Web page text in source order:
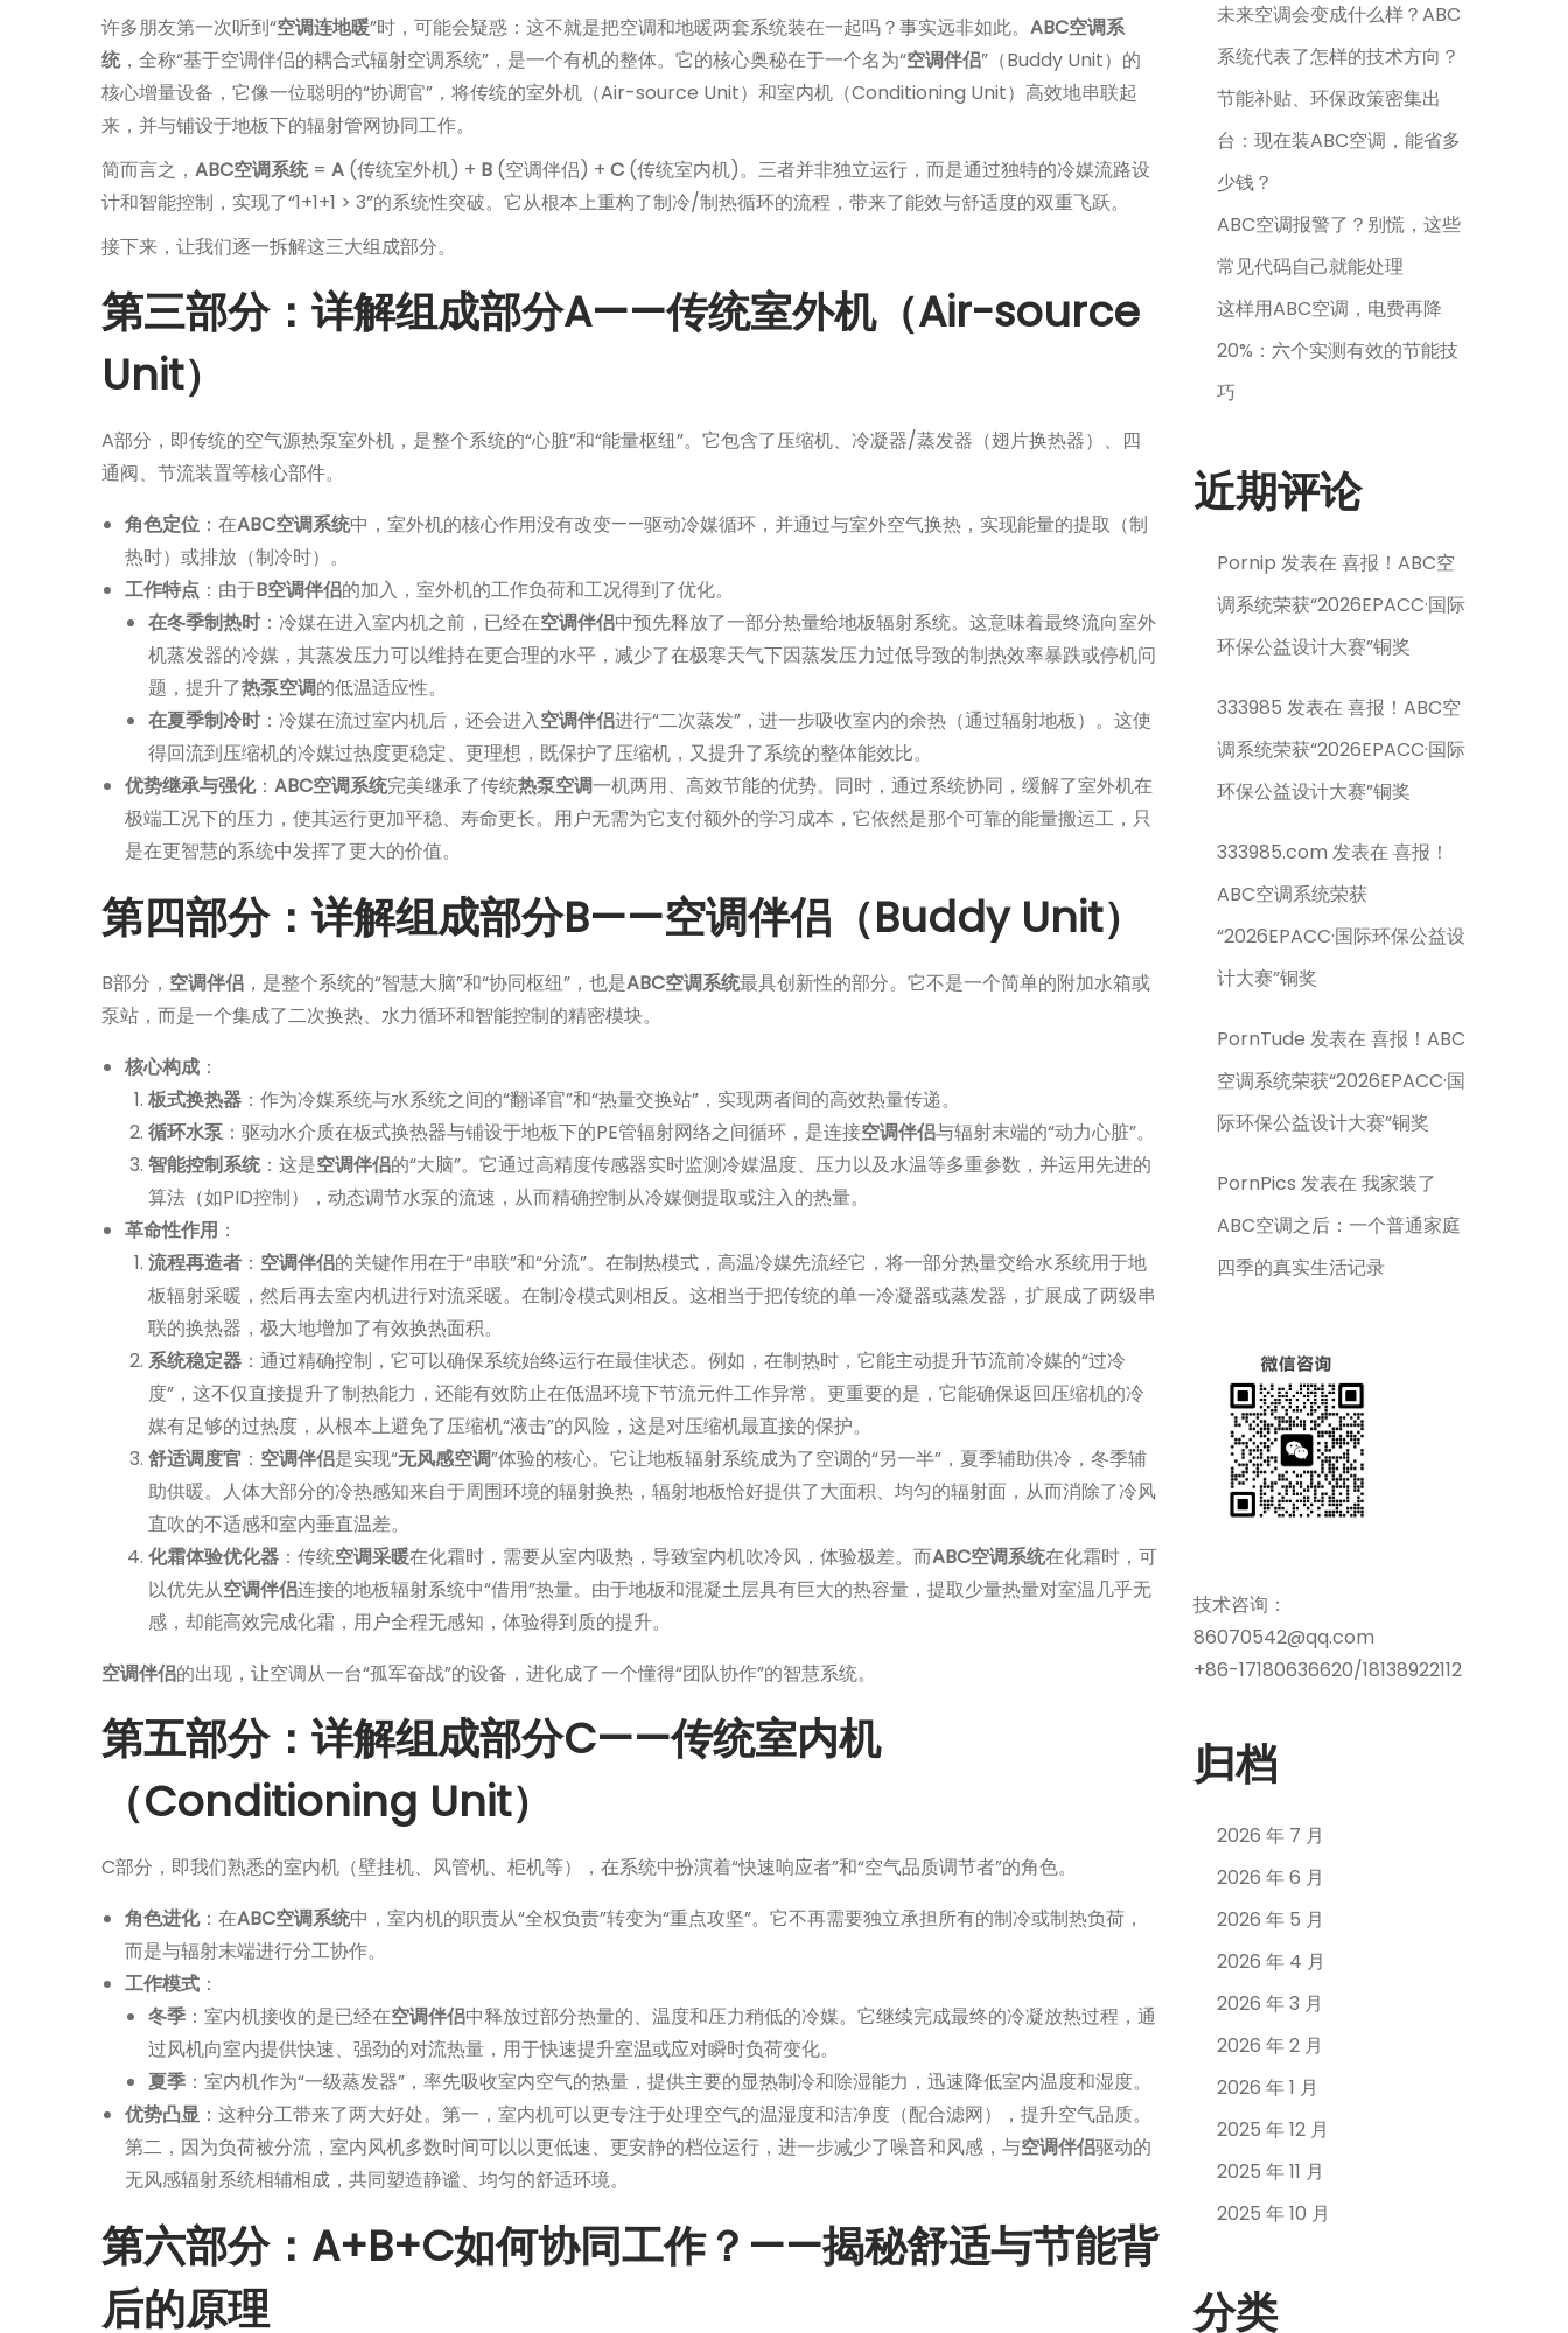
许多朋友第一次听到“空调连地暖”时，可能会疑惑：这不就是把空调和地暖两套系统装在一起吗？事实远非如此。 ABC空调系
统，全称“基于空调伴侣的耦合式辐射空调系统”，是一个有机的整体。它的核心奥秘在于一个名为“空调伴侣”（Buddy Unit）的
核心增量设备，它像一位聪明的“协调官”，将传统的室外机（Air-source Unit）和室内机（Conditioning Unit）高效地串联起
来，并与铺设于地板下的辐射管网协同工作。
简而言之， ABC空调系统= A (传统室外机) + B (空调伴侣) + C (传统室内机)。三者并非独立运行，而是通过独特的冷媒流路设
计和智能控制，实现了“1+1+1 > 3”的系统性突破。它从根本上重构了制冷/制热循环的流程，带来了能效与舒适度的双重飞跃。
接下来，让我们逐一拆解这三大组成部分。
第三部分：详解组成部分A——传统室外机（Air-source
Unit）
A部分，即传统的空气源热泵室外机，是整个系统的“心脏”和“能量枢纽”。它包含了压缩机、冷凝器/蒸发器（翅片换热器）、四
通阀、节流装置等核心部件。
角色定位 ：在ABC空调系统中，室外机的核心作用没有改变——驱动冷媒循环，并通过与室外空气换热，实现能量的提取（制
热时）或排放（制冷时）。
工作特点 ：由于B空调伴侣的加入，室外机的工作负荷和工况得到了优化。
在冬季制热时 ：冷媒在进入室内机之前，已经在空调伴侣中预先释放了一部分热量给地板辐射系统。这意味着最终流向室外
机蒸发器的冷媒，其蒸发压力可以维持在更合理的水平，减少了在极寒天气下因蒸发压力过低导致的制热效率暴跌或停机问
题，提升了热泵空调的低温适应性。
在夏季制冷时 ：冷媒在流过室内机后，还会进入空调伴侣进行“二次蒸发”，进一步吸收室内的余热（通过辐射地板）。这使
得回流到压缩机的冷媒过热度更稳定、更理想，既保护了压缩机，又提升了系统的整体能效比。
优势继承与强化： ABC空调系统完美继承了传统热泵空调一机两用、高效节能的优势。同时，通过系统协同，缓解了室外机在
极端工况下的压力，使其运行更加平稳、寿命更长。用户无需为它支付额外的学习成本，它依然是那个可靠的能量搬运工，只
是在更智慧的系统中发挥了更大的价值。
第四部分：详解组成部分B——空调伴侣（Buddy Unit）
B部分， 空调伴侣 ，是整个系统的“智慧大脑”和“协同枢纽”，也是ABC空调系统最具创新性的部分。它不是一个简单的附加水箱或
泵站，而是一个集成了二次换热、水力循环和智能控制的精密模块。
核心构成 ：
板式换热器 ：作为冷媒系统与水系统之间的“翻译官”和“热量交换站”，实现两者间的高效热量传递。
循环水泵 ：驱动水介质在板式换热器与铺设于地板下的PE管辐射网络之间循环，是连接空调伴侣与辐射末端的“动力心脏”。
智能控制系统：这是空调伴侣的“大脑”。它通过高精度传感器实时监测冷媒温度、压力以及水温等多重参数，并运用先进的
算法（如PID控制），动态调节水泵的流速，从而精确控制从冷媒侧提取或注入的热量。
革命性作用 ：
流程再造者 ： 空调伴侣的关键作用在于“串联”和“分流”。在制热模式，高温冷媒先流经它，将一部分热量交给水系统用于地
板辐射采暖，然后再去室内机进行对流采暖。在制冷模式则相反。这相当于把传统的单一冷凝器或蒸发器，扩展成了两级串
联的换热器，极大地增加了有效换热面积。
系统稳定器 ：通过精确控制，它可以确保系统始终运行在最佳状态。例如，在制热时，它能主动提升节流前冷媒的“过冷
度”，这不仅直接提升了制热能力，还能有效防止在低温环境下节流元件工作异常。更重要的是，它能确保返回压缩机的冷
媒有足够的过热度，从根本上避免了压缩机“液击”的风险，这是对压缩机最直接的保护。
舒适调度官 ： 空调伴侣是实现“无风感空调”体验的核心。它让地板辐射系统成为了空调的“另一半”，夏季辅助供冷，冬季辅
助供暖。人体大部分的冷热感知来自于周围环境的辐射换热，辐射地板恰好提供了大面积、均匀的辐射面，从而消除了冷风
直吹的不适感和室内垂直温差。
化霜体验优化器 ：传统空调采暖在化霜时，需要从室内吸热，导致室内机吹冷风，体验极差。而ABC空调系统在化霜时，可
以优先从空调伴侣连接的地板辐射系统中“借用”热量。由于地板和混凝土层具有巨大的热容量，提取少量热量对室温几乎无
感，却能高效完成化霜，用户全程无感知，体验得到质的提升。
空调伴侣的出现，让空调从一台“孤军奋战”的设备，进化成了一个懂得“团队协作”的智慧系统。
第五部分：详解组成部分C——传统室内机
（Conditioning Unit）
C部分，即我们熟悉的室内机（壁挂机、风管机、柜机等），在系统中扮演着“快速响应者”和“空气品质调节者”的角色。
角色进化：在ABC空调系统中，室内机的职责从“全权负责”转变为“重点攻坚”。它不再需要独立承担所有的制冷或制热负荷，
而是与辐射末端进行分工协作。
工作模式 ：
冬季 ：室内机接收的是已经在空调伴侣中释放过部分热量的、温度和压力稍低的冷媒。它继续完成最终的冷凝放热过程，通
过风机向室内提供快速、强劲的对流热量，用于快速提升室温或应对瞬时负荷变化。
夏季 ：室内机作为“一级蒸发器”，率先吸收室内空气的热量，提供主要的显热制冷和除湿能力，迅速降低室内温度和湿度。
优势凸显 ：这种分工带来了两大好处。第一，室内机可以更专注于处理空气的温湿度和洁净度（配合滤网），提升空气品质。
第二，因为负荷被分流，室内风机多数时间可以以更低速、更安静的档位运行，进一步减少了噪音和风感，与空调伴侣驱动的
无风感辐射系统相辅相成，共同塑造静谧、均匀的舒适环境。
第六部分：A+B+C如何协同工作？——揭秘舒适与节能背
后的原理
未来空调会变成什么样？ABC
系统代表了怎样的技术方向？
节能补贴、环保政策密集出
台：现在装ABC空调，能省多
少钱？
ABC空调报警了？别慌，这些
常见代码自己就能处理
这样用ABC空调，电费再降
20%：六个实测有效的节能技
巧
近期评论
Pornip 发表在喜报！ABC空
调系统荣获“2026EPACC·国际
环保公益设计大赛”铜奖
333985 发表在喜报！ABC空
调系统荣获“2026EPACC·国际
环保公益设计大赛”铜奖
333985.com 发表在喜报！
ABC空调系统荣获
“2026EPACC·国际环保公益设
计大赛”铜奖
PornTude 发表在喜报！ABC
空调系统荣获“2026EPACC·国
际环保公益设计大赛”铜奖
PornPics 发表在我家装了
ABC空调之后：一个普通家庭
四季的真实生活记录
技术咨询：
86070542@qq.com
+86-17180636620/18138922112
归档
2026 年 7 月
2026 年 6 月
2026 年 5 月
2026 年 4 月
2026 年 3 月
2026 年 2 月
2026 年 1 月
2025 年 12 月
2025 年 11 月
2025 年 10 月
分类